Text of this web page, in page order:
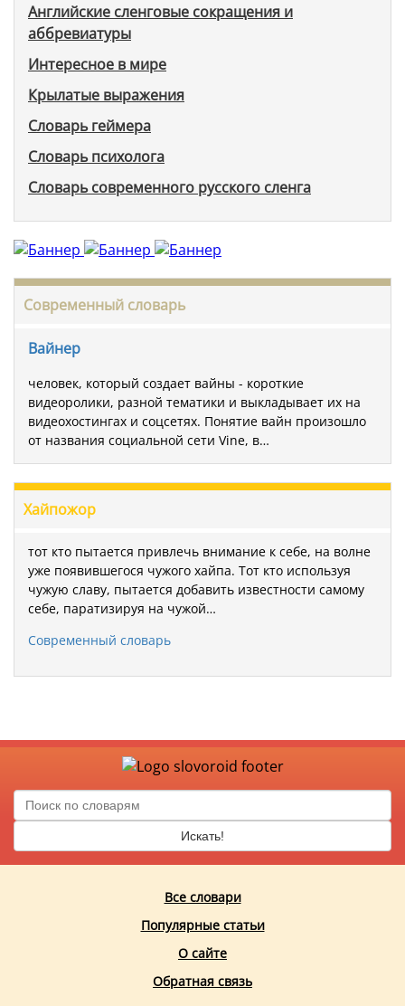
Английские сленговые сокращения и
аббревиатуры
Интересное в мире
Крылатые выражения
Словарь геймера
Словарь психолога
Словарь современного русского сленга
Современный словарь
Вайнер
человек, который создает вайны - короткие
видеоролики, разной тематики и выкладывает их на
видеохостингах и соцсетях. Понятие вайн произошло
от названия социальной сети Vine, в…
Хайпожор
тот кто пытается привлечь внимание к себе, на волне
уже появившегося чужого хайпа. Тот кто используя
чужую славу, пытается добавить известности самому
себе, паратизируя на чужой…
Современный словарь
Искать!
Все словари
Популярные статьи
О сайте
Обратная связь